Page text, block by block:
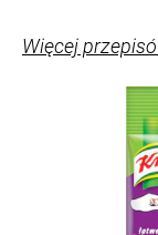
Więcej